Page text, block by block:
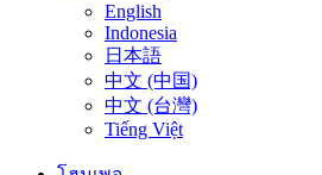
English
Indonesia
日本語
中文 (中国)
中文 (台灣)
Tiếng Việt